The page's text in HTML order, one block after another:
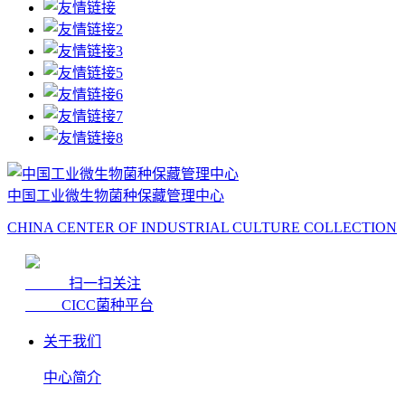
中国工业微生物菌种保藏管理中心
CHINA CENTER OF INDUSTRIAL CULTURE COLLECTION
扫一扫关注
CICC菌种平台
关于我们
中心简介